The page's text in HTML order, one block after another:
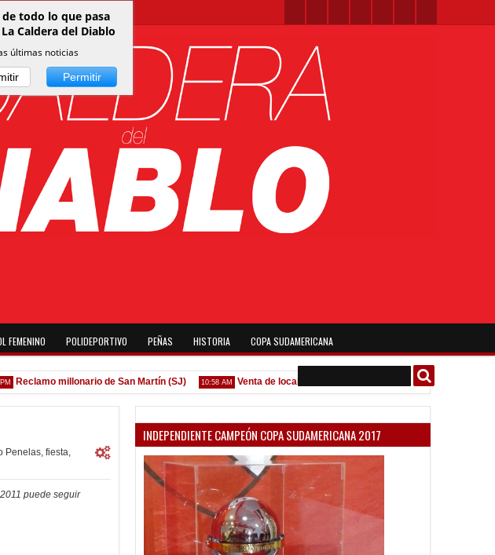
FEMENINO POLIDEPORTIVO PEÑAS HISTORIA COPA SUDAMERICANA
millonario de San Martín (SJ) 10:58 AM Venta de localidades ante Platense Godoy
Penelas, fiesta,
puede seguir
INDEPENDIENTE CAMPEÓN COPA SUDAMERICANA 2017
todo lo que pasa
Caldera del Diablo
últimas noticias
Permitir